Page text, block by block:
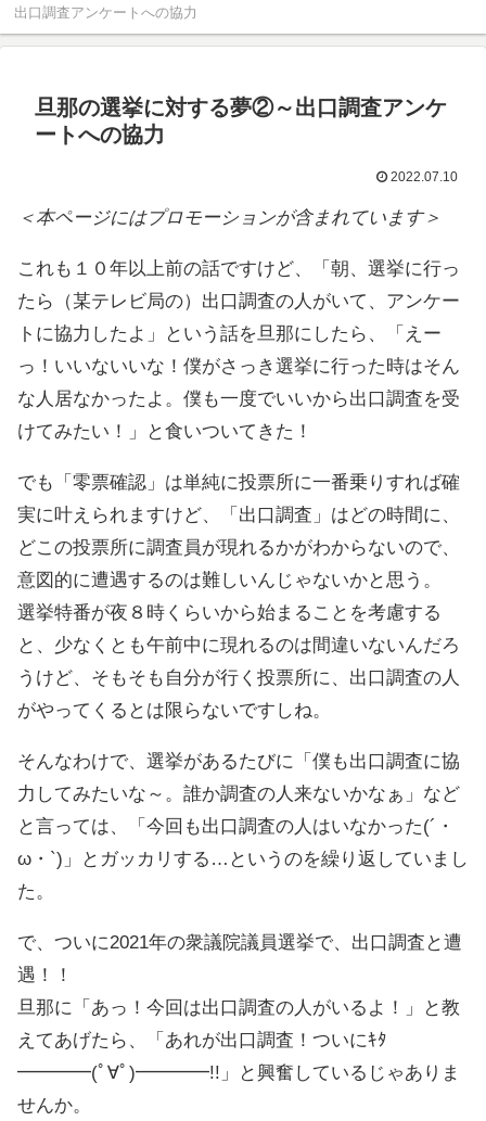
出口調査アンケートへの協力
旦那の選挙に対する夢②～出口調査アンケ
ートへの協力
2022.07.10
＜本ページにはプロモーションが含まれています＞
これも１０年以上前の話ですけど、「朝、選挙に行っ
たら（某テレビ局の）出口調査の人がいて、アンケー
トに協力したよ」という話を旦那にしたら、「えー
っ！いいないいな！僕がさっき選挙に行った時はそん
な人居なかったよ。僕も一度でいいから出口調査を受
けてみたい！」と食いついてきた！
でも「零票確認」は単純に投票所に一番乗りすれば確
実に叶えられますけど、「出口調査」はどの時間に、
どこの投票所に調査員が現れるかがわからないので、
意図的に遭遇するのは難しいんじゃないかと思う。
選挙特番が夜８時くらいから始まることを考慮する
と、少なくとも午前中に現れるのは間違いないんだろ
うけど、そもそも自分が行く投票所に、出口調査の人
がやってくるとは限らないですしね。
そんなわけで、選挙があるたびに「僕も出口調査に協
力してみたいな～。誰か調査の人来ないかなぁ」など
と言っては、「今回も出口調査の人はいなかった(´・
ω・`)」とガッカリする…というのを繰り返していまし
た。
で、ついに2021年の衆議院議員選挙で、出口調査と遭
遇！！
旦那に「あっ！今回は出口調査の人がいるよ！」と教
えてあげたら、「あれが出口調査！ついにｷﾀ
━━━━(ﾟ∀ﾟ)━━━━!!」と興奮しているじゃありま
せんか。